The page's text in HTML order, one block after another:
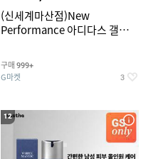
(신세계마산점)New
Performance 아디다스 갤럭시
구매 999+
G마켓 3
12